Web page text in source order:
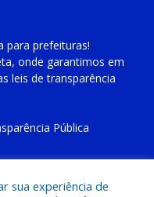
para prefeituras!
onde garantimos em
leis de transparência
Pública
sua experiência de